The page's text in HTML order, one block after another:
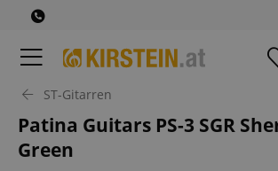
ST-Gitarren
Patina Guitars PS-3 SGR
Green